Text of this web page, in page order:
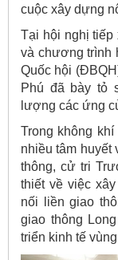
cuộc xây dựng
Tại hội nghị tiếp
và chương trình
Quốc hội
Phú đã bày tỏ
lượng các ứng
Trong không
nhiều tâm huyết
thông, cử tri
thiết về việc
nối liền giao
giao thông
triển kinh tế